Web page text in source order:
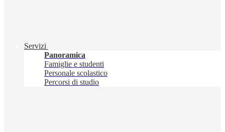
Servizi
Panoramica
Famiglie e studenti
Personale scolastico
Percorsi di studio